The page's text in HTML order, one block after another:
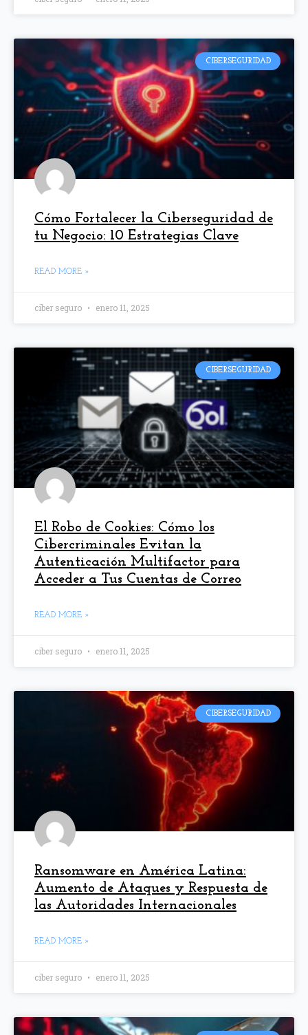
CIBERSEGURIDAD
Cómo Fortalecer la Ciberseguridad de
tu Negocio: 10 Estrategias Clave
READ MORE »
ciber seguro enero 11, 2025
CIBERSEGURIDAD
El Robo de Cookies: Cómo los
Cibercriminales Evitan la
Autenticación Multifactor para
Acceder a Tus Cuentas de Correo
READ MORE »
ciber seguro enero 11, 2025
CIBERSEGURIDAD
Ransomware en América Latina:
Aumento de Ataques y Respuesta de
las Autoridades Internacionales
READ MORE »
ciber seguro enero 11, 2025